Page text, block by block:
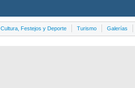
Cultura, Festejos y Deporte Turismo Galerías